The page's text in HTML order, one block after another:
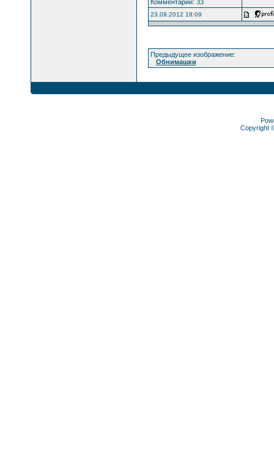
Комментарии: 33
23.09.2012 18:09
Предыдущее изображение:
Обнимашки
Copyright